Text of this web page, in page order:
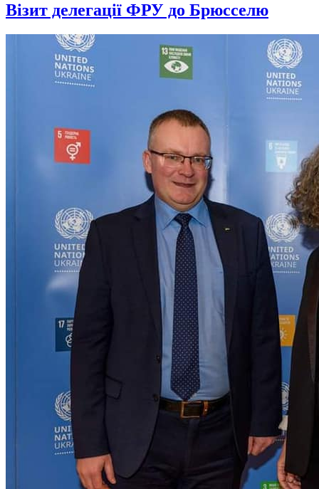
Візит делегації ФРУ до Брюсселю